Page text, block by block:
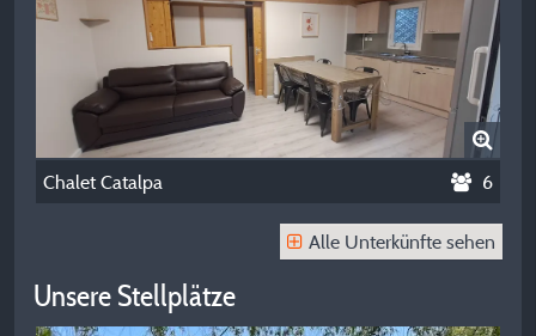
Chalet Catalpa 6
Alle Unterkünfte sehen
Unsere Stellplätze